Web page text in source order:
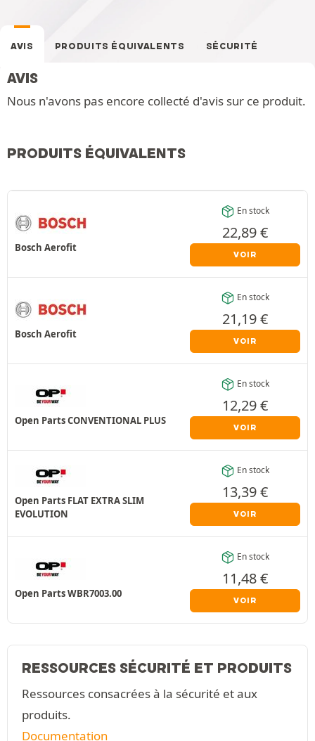
AVIS PRODUITS ÉQUIVALENTS SÉCURITÉ
AVIS
Nous n'avons pas encore collecté d'avis sur ce produit.
PRODUITS ÉQUIVALENTS
Bosch Aerofit
En stock
22,89€
VOIR
Bosch Aerofit
En stock
21,19€
VOIR
Open Parts CONVENTIONAL PLUS
En stock
12,29€
VOIR
Open Parts FLAT EXTRA SLIM
EVOLUTION
En stock
13,39€
VOIR
Open Parts WBR7003.00
En stock
11,48€
VOIR
RESSOURCES SÉCURITÉ ET PRODUITS
Ressources consacrées à la sécurité et aux
produits.
Documentation